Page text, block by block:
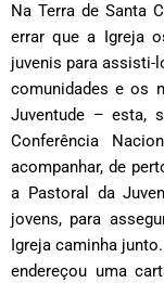
Na Terra de Santa
errar que a Igreja
juvenis para assisti-
comunidades e os
Juventude – esta,
Conferência
acompanhar, de
a Pastoral da
jovens, para
Igreja caminha
endereçou uma